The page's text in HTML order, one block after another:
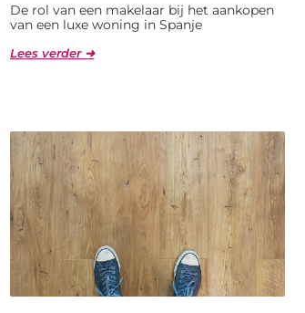
De rol van een makelaar bij het aankopen
van een luxe woning in Spanje
Lees verder ➜